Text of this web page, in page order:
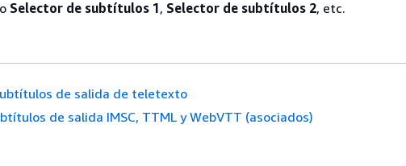
Selector de subtítulos 1, Selector de subtítulos 2, etc.
de salida de teletexto
de salida IMSC, TTML y WebVTT (asociados)